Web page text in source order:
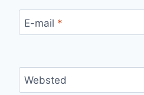
E-mail *
Websted